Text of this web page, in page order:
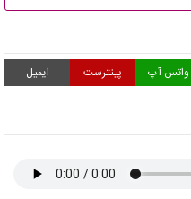
واتس آپ پینترست ایمیل